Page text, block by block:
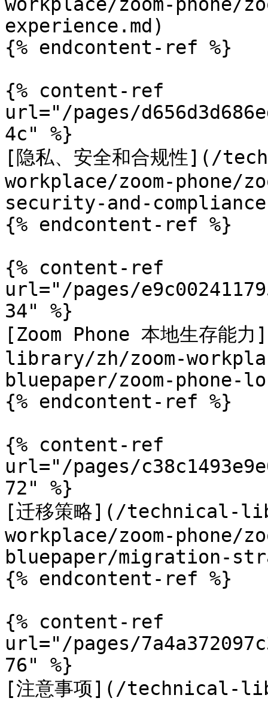
experience.md)
{% endcontent-ref %}
{% content-ref
url="/pages/
4c" %}
[隐私、安全和合规性](/
workplace/zoom-phone/
security-and-
{% endcontent-ref %}
{% content-ref
url="/pages/
34" %}
[Zoom Phone 本地生存
library/zh/zoom-
bluepaper/zoom-
{% endcontent-ref %}
{% content-ref
url="/pages/
72" %}
[迁移策略](/technical-
workplace/zoom-phone/
bluepaper/migration-
{% endcontent-ref %}
{% content-ref
url="/pages/
76" %}
[注意事项](/technical-